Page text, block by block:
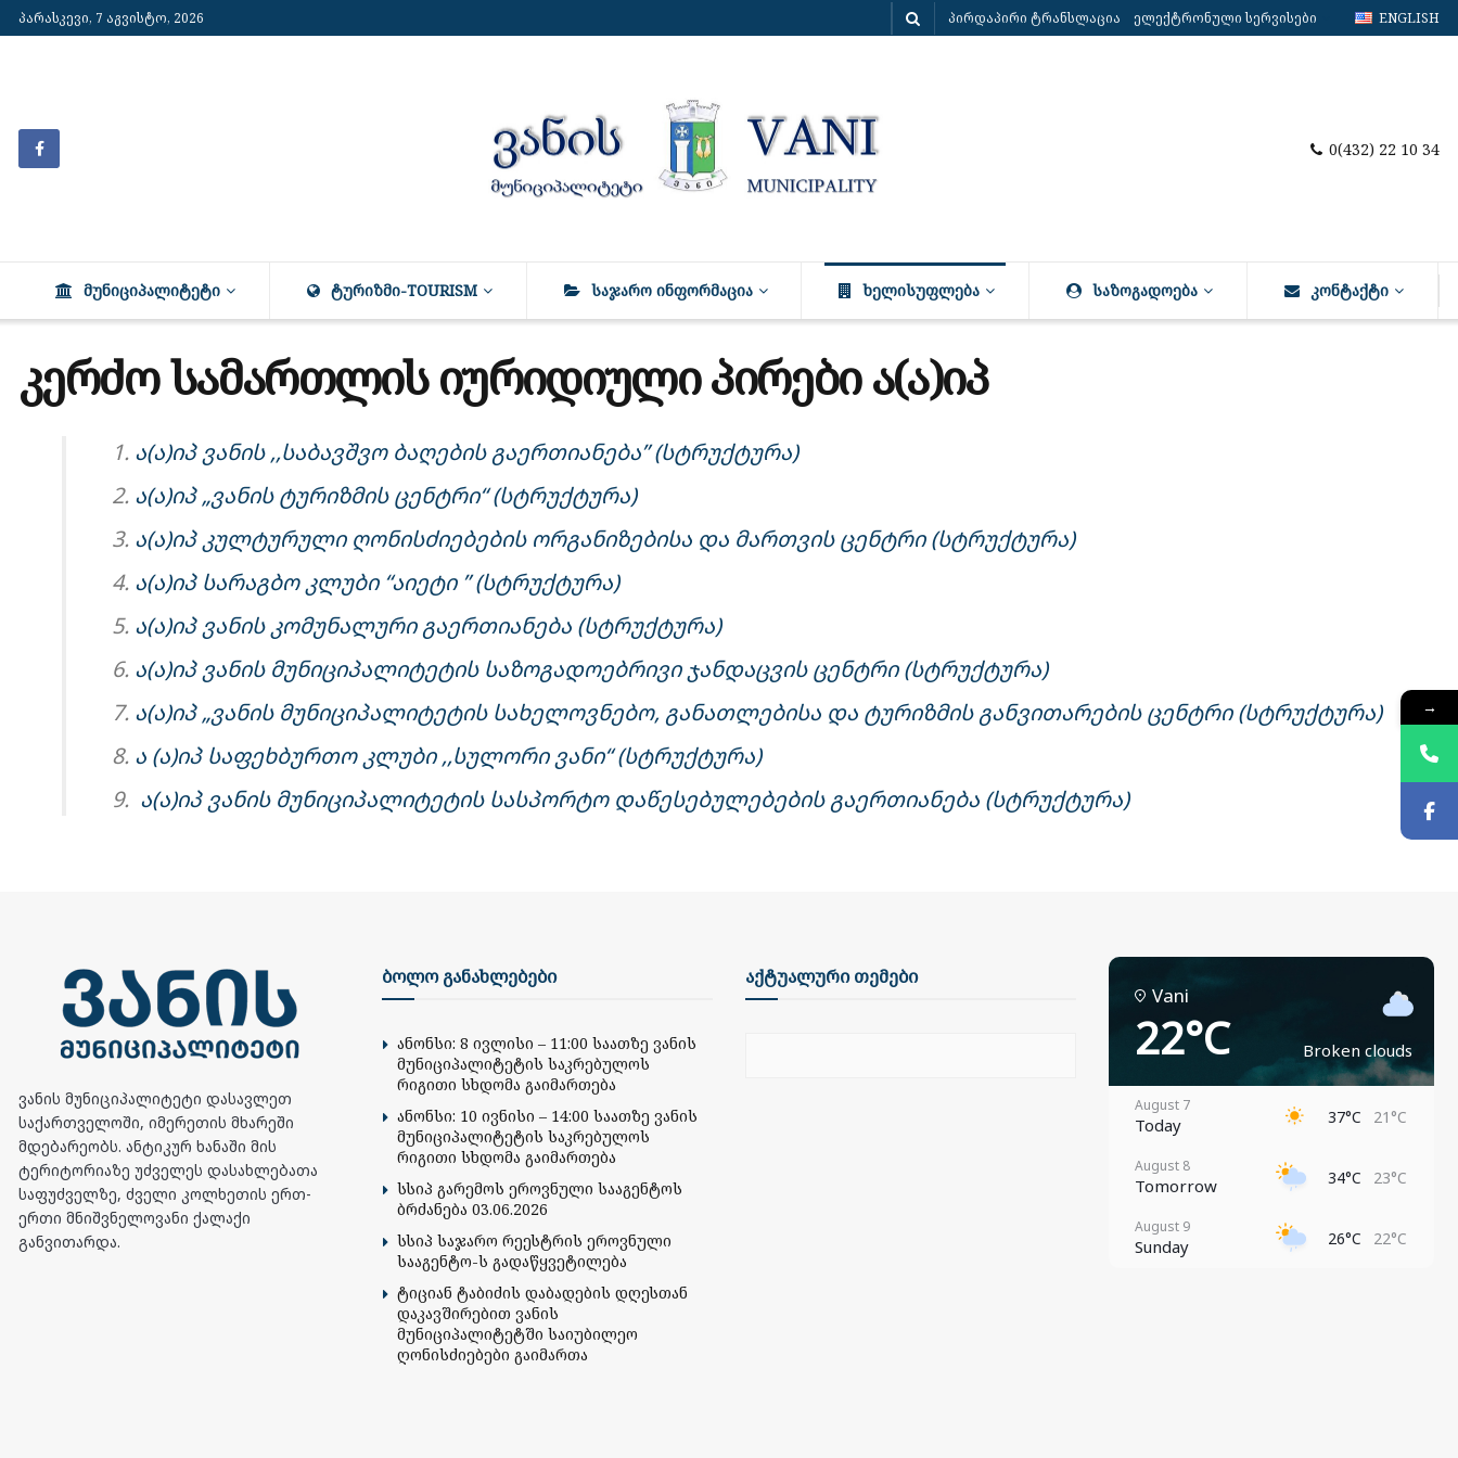
პარასკევი, 7 აგვისტო, 2026 პირდაპირი ტრანსლაცია ელექტრონული სერვისები ENGLISH
0(432) 22 10 34
ᲛᲣᲜᲘᲪᲘᲞᲐᲚᲘᲢᲔᲢᲘ ᲢᲣᲠᲘᲖᲛᲘ-TOURISM ᲡᲐᲯᲐᲠᲝ ᲘᲜᲤᲝᲠᲛᲐᲪᲘᲐ ᲮᲔᲚᲘᲡᲣᲤᲚᲔᲑᲐ ᲡᲐᲖᲝᲒᲐᲓᲝᲔᲑᲐ ᲙᲝᲜᲢᲐᲥᲢᲘ
კერძო სამართლის იურიდიული პირები ა(ა)იპ
ა(ა)იპ ვანის ,,საბავშვო ბაღების გაერთიანება” (სტრუქტურა)
ა(ა)იპ „ვანის ტურიზმის ცენტრი“ (სტრუქტურა)
ა(ა)იპ კულტურული ღონისძიებების ორგანიზებისა და მართვის ცენტრი (სტრუქტურა)
ა(ა)იპ სარაგბო კლუბი “აიეტი ” (სტრუქტურა)
ა(ა)იპ ვანის კომუნალური გაერთიანება (სტრუქტურა)
ა(ა)იპ ვანის მუნიციპალიტეტის საზოგადოებრივი ჯანდაცვის ცენტრი (სტრუქტურა)
ა(ა)იპ „ვანის მუნიციპალიტეტის სახელოვნებო, განათლებისა და ტურიზმის განვითარების ცენტრი (სტრუქტურა)
ა (ა)იპ საფეხბურთო კლუბი ,,სულორი ვანი“ (სტრუქტურა)
ა(ა)იპ ვანის მუნიციპალიტეტის სასპორტო დაწესებულებების გაერთიანება (სტრუქტურა)
ვანის მუნიციპალიტეტი დასავლეთ
საქართველოში, იმერეთის მხარეში
მდებარეობს. ანტიკურ ხანაში მის
ტერიტორიაზე უძველეს დასახლებათა
საფუძველზე, ძველი კოლხეთის ერთ-
ერთი მნიშვნელოვანი ქალაქი
განვითარდა.
ბოლო განახლებები
ანონსი: 8 ივლისი – 11:00 საათზე ვანის
მუნიციპალიტეტის საკრებულოს
რიგითი სხდომა გაიმართება
ანონსი: 10 ივნისი – 14:00 საათზე ვანის
მუნიციპალიტეტის საკრებულოს
რიგითი სხდომა გაიმართება
სსიპ გარემოს ეროვნული სააგენტოს
ბრძანება 03.06.2026
სსიპ საჯარო რეესტრის ეროვნული
სააგენტო-ს გადაწყვეტილება
ტიციან ტაბიძის დაბადების დღესთან
დაკავშირებით ვანის
მუნიციპალიტეტში საიუბილეო
ღონისძიებები გაიმართა
აქტუალური თემები
Vani
22°C Broken clouds
August 7
Today 37°C 21°C
August 8
Tomorrow 34°C 23°C
August 9
Sunday 26°C 22°C
→